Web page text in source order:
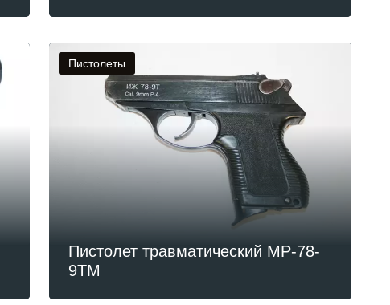
Пистолет травматический МР-78-
9ТМ
Пистолеты